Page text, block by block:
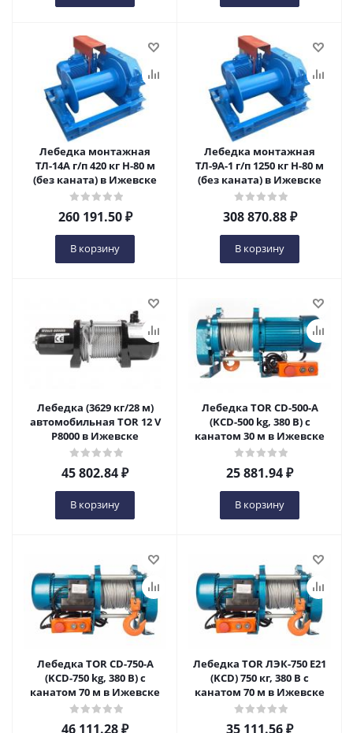
Лебедка монтажная
ТЛ-14А г/п 420 кг Н-80 м
(без каната) в Ижевске
260 191.50₽
В корзину
Лебедка монтажная
ТЛ-9А-1 г/п 1250 кг Н-80 м
(без каната) в Ижевске
308 870.88₽
В корзину
Лебедка (3629 кг/28 м)
автомобильная TOR 12 V
P8000 в Ижевске
45 802.84₽
В корзину
Лебедка TOR CD-500-A
(KCD-500 kg, 380 В) с
канатом 30 м в Ижевске
25 881.94₽
В корзину
Лебедка TOR CD-750-A
(KCD-750 kg, 380 В) с
канатом 70 м в Ижевске
46 111.28₽
Лебедка TOR ЛЭК-750 E21
(KCD) 750 кг, 380 В с
канатом 70 м в Ижевске
35 111.56₽